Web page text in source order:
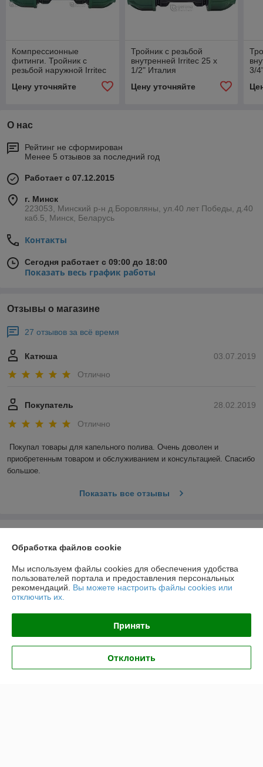
Компрессионные
фитинги. Тройник с
резьбой наружной Irritec
Цену уточняйте
Тройник с резьбой
внутренней Irritec 25 x
1/2" Италия
Цену уточняйте
3/
О нас
Рейтинг не сформирован
Менее 5 отзывов за последний год
Работает с 07.12.2015
г. Минск
223053, Минский р-н д.Боровляны, ул.40 лет Победы, д.40
каб.5, Минск, Беларусь
Контакты
Сегодня работает с 09:00 до 18:00
Показать весь график работы
Отзывы о магазине
27 отзывов за всё время
03.07.2019
Катюша
Отлично
28.02.2019
Покупатель
Отлично
Покупал товары для капельного полива. Очень доволен и
приобретенным товаром и обслуживанием и консультацией. Спасибо
большое.
Показать все отзывы
Доставка и оплата
График работы
Полная версия сайта
Политика обработки cookies
Обработка файлов cookie
Мы используем файлы cookies для обеспечения удобства
пользователей портала и предоставления персональных
рекомендаций. Вы можете настроить файлы cookies или
отключить их.
Принять
Отклонить